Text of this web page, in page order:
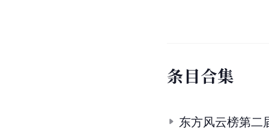
条目合集
东方风云榜第二